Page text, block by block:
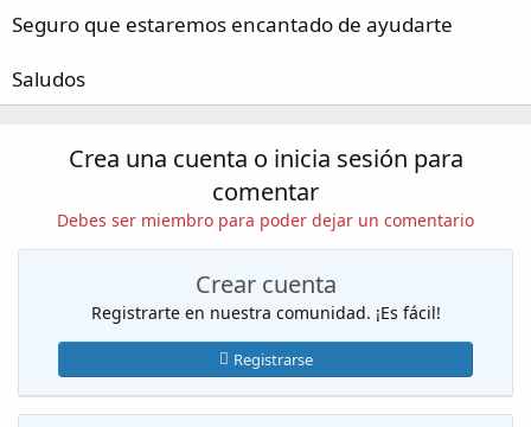
Seguro que estaremos encantado de ayudarte
Saludos
Crea una cuenta o inicia sesión para
comentar
Debes ser miembro para poder dejar un comentario
Crear cuenta
Registrarte en nuestra comunidad. ¡Es fácil!
Registrarse